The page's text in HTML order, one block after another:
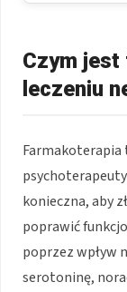
Czym
leczeniu
Farmakoterapia
konieczna, aby
poprawić
poprzez wpływ
serotoninę,